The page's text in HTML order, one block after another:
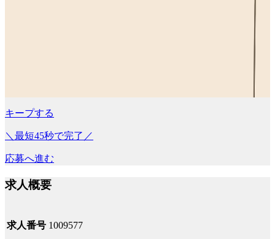
キープする
＼最短45秒で完了／
応募へ進む
求人概要
求人番号 1009577